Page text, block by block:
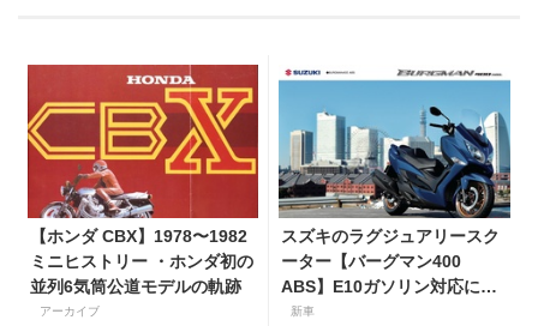
【ホンダ CBX】1978〜1982
ミニヒストリー ・ホンダ初の
並列6気筒公道モデルの軌跡
アーカイブ
スズキのラグジュアリースク
ーター【バーグマン400
ABS】E10ガソリン対応に仕
様変更して発売。価格は据え
新車